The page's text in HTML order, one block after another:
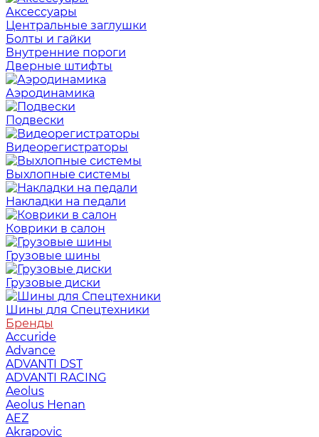
Аксессуары
Центральные заглушки
Болты и гайки
Внутренние пороги
Дверные штифты
Аэродинамика
Подвески
Видеорегистраторы
Выхлопные системы
Накладки на педали
Коврики в салон
Грузовые шины
Грузовые диски
Шины для Спецтехники
Бренды
Accuride
Advance
ADVANTI DST
ADVANTI RACING
Aeolus
Aeolus Henan
AEZ
Akrapovic